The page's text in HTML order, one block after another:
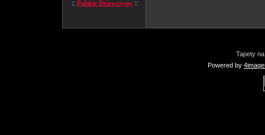
:: Polskie Dziewczyny ::
Tapety
Powered by